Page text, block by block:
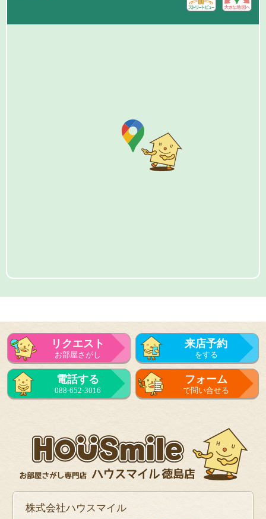
リクエスト
お部屋さがし
来店予約
をする
電話する
088-652-3016
フォーム
で問い合せる
株式会社ハウスマイル